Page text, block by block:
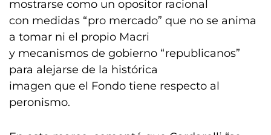
mostrarse como un opositor racional
con medidas “pro mercado” que no se anima
a tomar ni el propio Macri
y mecanismos de gobierno “republicanos”
para alejarse de la histórica
imagen que el Fondo tiene respecto al
peronismo.